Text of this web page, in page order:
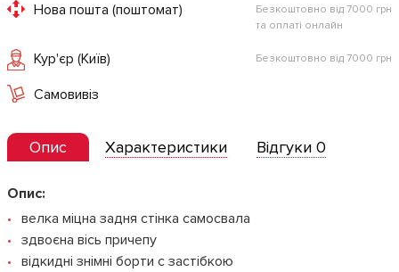
Нова пошта (поштомат)
Безкоштовно від 7000 грн
та оплаті онлайн
Кур'єр (Київ) Безкоштовно від 7000 грн
Самовивіз
Опис Характеристики Відгуки 0
Опис:
велка міцна задня стінка самосвала
здвоєна вісь причепу
відкидні знімні борти с застібкою